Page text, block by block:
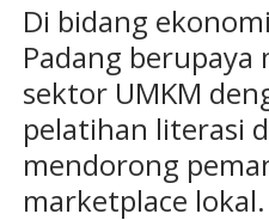
Di bidang
Padang
sektor UMKM
pelatihan literasi
mendorong
marketplace